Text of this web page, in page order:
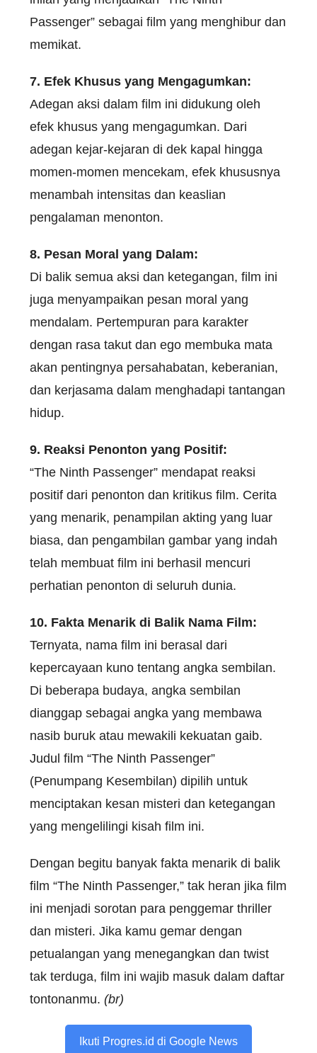
Passenger” sebagai film yang menghibur dan
memikat.
7. Efek Khusus yang Mengagumkan:
Adegan aksi dalam film ini didukung oleh
efek khusus yang mengagumkan. Dari
adegan kejar-kejaran di dek kapal hingga
momen-momen mencekam, efek khususnya
menambah intensitas dan keaslian
pengalaman menonton.
8. Pesan Moral yang Dalam:
Di balik semua aksi dan ketegangan, film ini
juga menyampaikan pesan moral yang
mendalam. Pertempuran para karakter
dengan rasa takut dan ego membuka mata
akan pentingnya persahabatan, keberanian,
dan kerjasama dalam menghadapi tantangan
hidup.
9. Reaksi Penonton yang Positif:
“The Ninth Passenger” mendapat reaksi
positif dari penonton dan kritikus film. Cerita
yang menarik, penampilan akting yang luar
biasa, dan pengambilan gambar yang indah
telah membuat film ini berhasil mencuri
perhatian penonton di seluruh dunia.
10. Fakta Menarik di Balik Nama Film:
Ternyata, nama film ini berasal dari
kepercayaan kuno tentang angka sembilan.
Di beberapa budaya, angka sembilan
dianggap sebagai angka yang membawa
nasib buruk atau mewakili kekuatan gaib.
Judul film “The Ninth Passenger”
(Penumpang Kesembilan) dipilih untuk
menciptakan kesan misteri dan ketegangan
yang mengelilingi kisah film ini.
Dengan begitu banyak fakta menarik di balik
film “The Ninth Passenger,” tak heran jika film
ini menjadi sorotan para penggemar thriller
dan misteri. Jika kamu gemar dengan
petualangan yang menegangkan dan twist
tak terduga, film ini wajib masuk dalam daftar
tontonanmu. (br)
Ikuti Progres.id di Google News